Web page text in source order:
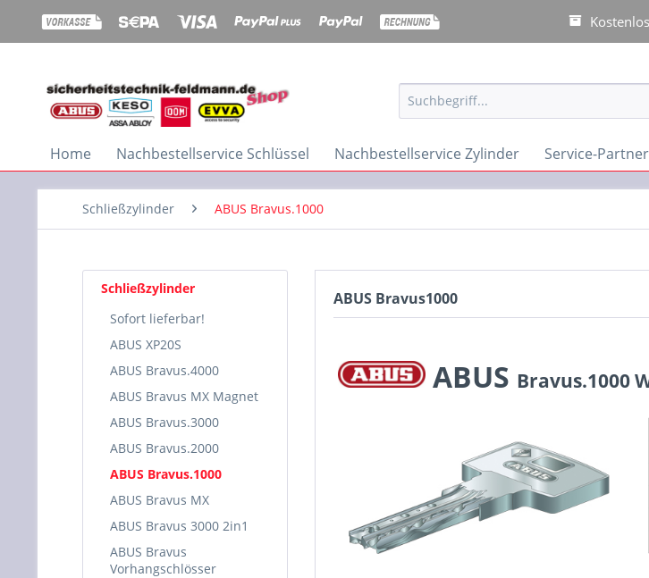
Home Nachbestellservice Schlüssel Nachbestellservice Zylinder Service-
Schließzylinder ABUS Bravus.1000
Schließzylinder
Sofort lieferbar!
ABUS XP20S
ABUS Bravus.4000
ABUS Bravus MX Magnet
ABUS Bravus.3000
ABUS Bravus.2000
ABUS Bravus.1000
ABUS Bravus MX
ABUS Bravus 3000 2in1
ABUS Bravus
Vorhangschlösser
ABUS Bravus1000
ABUS Bravus.1000